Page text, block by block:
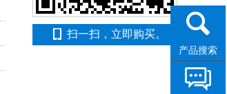
扫一扫，立即购买。
产品搜索